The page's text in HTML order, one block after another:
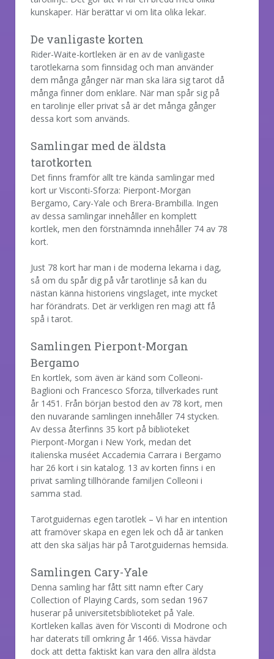
kunskaper. Här berättar vi om lita olika lekar.
De vanligaste korten
Rider-Waite-kortleken är en av de vanligaste
tarotlekarna som finnsidag och man använder
dem många gånger när man ska lära sig tarot då
många finner dom enklare. När man spår sig på
en tarolinje eller privat så är det många gånger
dessa kort som används.
Samlingar med de äldsta
tarotkorten
Det finns framför allt tre kända samlingar med
kort ur Visconti-Sforza: Pierpont-Morgan
Bergamo, Cary-Yale och Brera-Brambilla. Ingen
av dessa samlingar innehåller en komplett
kortlek, men den förstnämnda innehåller 74 av 78
kort.
Just 78 kort har man i de moderna lekarna i dag,
så om du spår dig på vår tarotlinje så kan du
nästan känna historiens vingslaget, inte mycket
har förändrats. Det är verkligen ren magi att få
spå i tarot.
Samlingen Pierpont-Morgan
Bergamo
En kortlek, som även är känd som Colleoni-
Baglioni och Francesco Sforza, tillverkades runt
år 1451. Från början bestod den av 78 kort, men
den nuvarande samlingen innehåller 74 stycken.
Av dessa återfinns 35 kort på biblioteket
Pierpont-Morgan i New York, medan det
italienska muséet Accademia Carrara i Bergamo
har 26 kort i sin katalog. 13 av korten finns i en
privat samling tillhörande familjen Colleoni i
samma stad.
Tarotguidernas egen tarotlek – Vi har en intention
att framöver skapa en egen lek och då är tanken
att den ska säljas här på Tarotguidernas hemsida.
Samlingen Cary-Yale
Denna samling har fått sitt namn efter Cary
Collection of Playing Cards, som sedan 1967
huserar på universitetsbiblioteket på Yale.
Kortleken kallas även för Visconti di Modrone och
har daterats till omkring år 1466. Vissa hävdar
dock att detta faktiskt kan vara den allra äldsta